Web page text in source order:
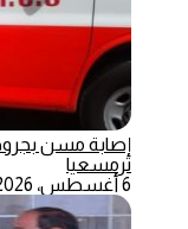
إصابة مسن
ترمسعيا
6 أغسطس، 2026